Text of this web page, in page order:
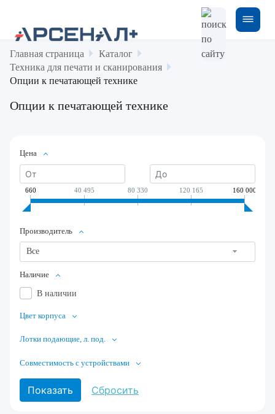
Главная страница
Каталог
Техника для печати и сканирования
Опции к печатающей технике
Опции к печатающей технике
Цена
660 40 495 80 330 120 165 160 000
Производитель
Все
Наличие
В наличии
Цвет корпуса
Лотки подающие, л. под.
Совместимость с устройствами